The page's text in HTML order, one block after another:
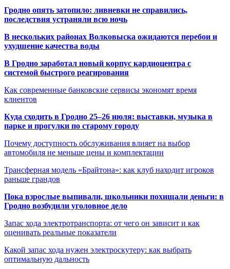
Гродно опять затопило: ливневки не справились,
последствия устраняли всю ночь
В нескольких районах Волковыска ожидаются перебои и
ухудшение качества воды
В Гродно заработал новый корпус кардиоцентра с
системой быстрого реагирования
Как современные банковские сервисы экономят время
клиентов
Куда сходить в Гродно 25–26 июля: выставки, музыка в
парке и прогулки по старому городу
Почему доступность обслуживания влияет на выбор
автомобиля не меньше цены и комплектации
Трансферная модель «Брайтона»: как клуб находит игроков
раньше грандов
Пока взрослые выпивали, школьники похищали деньги: в
Гродно возбудили уголовное дело
Запас хода электротранспорта: от чего он зависит и как
оценивать реальные показатели
Какой запас хода нужен электроскутеру: как выбрать
оптимальную дальность